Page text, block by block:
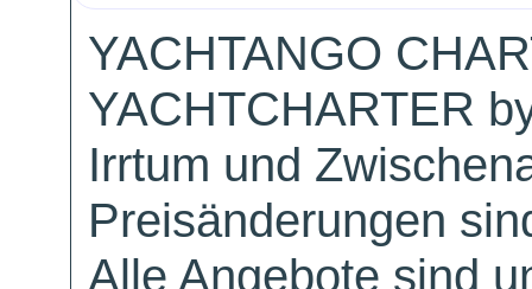
YACHTANGO
YACHTCHARTER
Irrtum und
Preisänderungen
Alle Angebote sind